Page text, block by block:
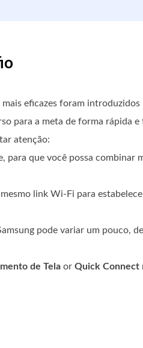
eficazes foram introduzidos
para a meta de forma rápida
atenção:
para que você possa combinar
link Wi-Fi para
pode variar um pouco,
de Tela or Quick Connect